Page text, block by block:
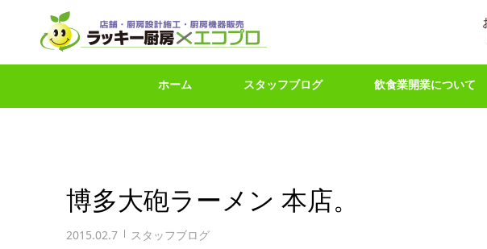
ホーム スタッフブログ 飲食業開業について
博多大砲ラーメン 本店。
2015.02.7 スタッフブログ